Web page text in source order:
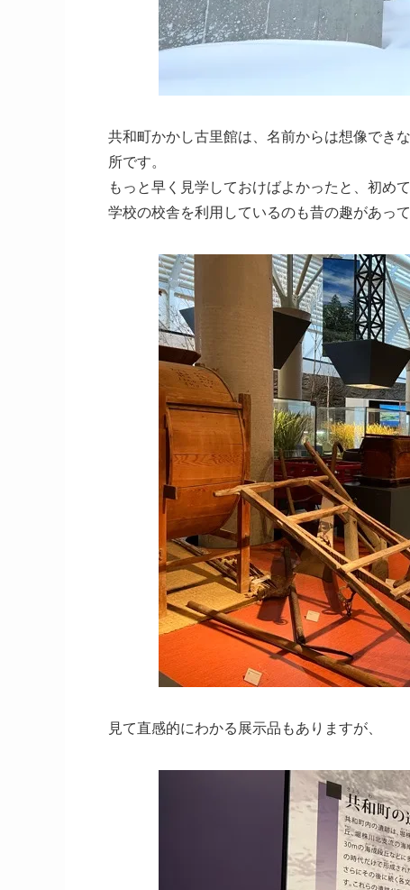
共和町かかし古里館は、名前からは想像でき
所です。
もっと早く見学しておけばよかったと、初め
学校の校舎を利用しているのも昔の趣があっ
見て直感的にわかる展示品もありますが、